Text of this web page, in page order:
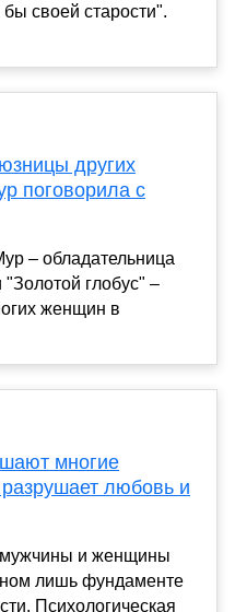
своей старости".
других
поговорила с
– обладательница
глобус" –
женщин в
многие
любовь и
и женщины
лишь фундаменте
Психологическая